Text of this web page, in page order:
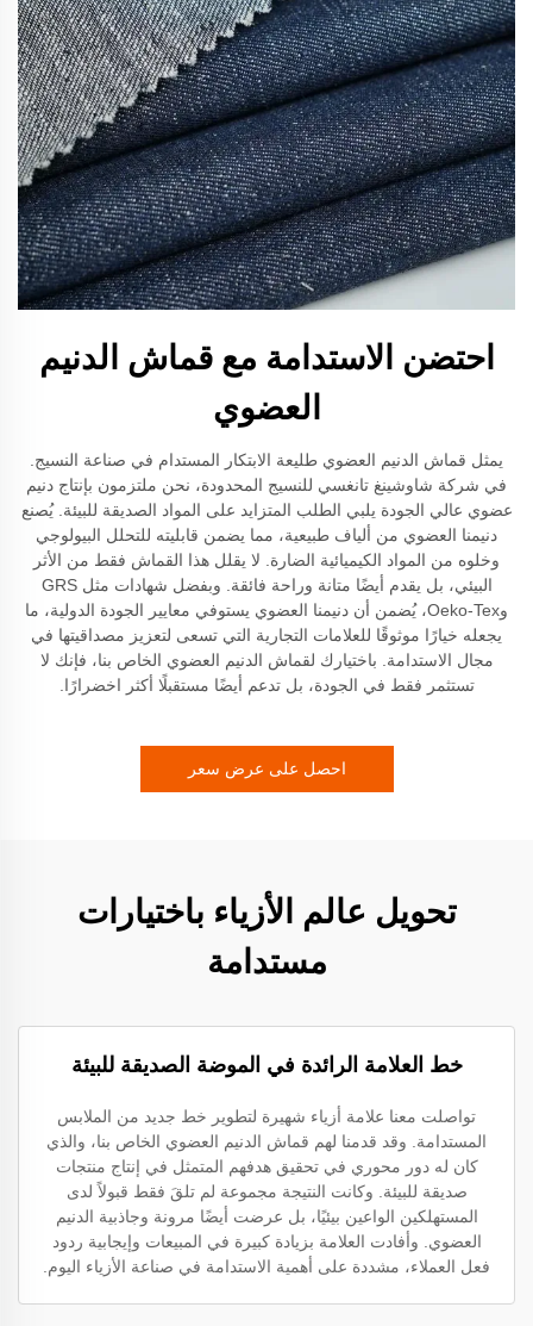
احتضن الاستدامة مع قماش الدنيم
العضوي
يمثل قماش الدنيم العضوي طليعة الابتكار المستدام في صناعة النسيج.
في شركة شاوشينغ تانغسي للنسيج المحدودة، نحن ملتزمون بإنتاج دنيم
عضوي عالي الجودة يلبي الطلب المتزايد على المواد الصديقة للبيئة. يُصنع
دنيمنا العضوي من ألياف طبيعية، مما يضمن قابليته للتحلل البيولوجي
وخلوه من المواد الكيميائية الضارة. لا يقلل هذا القماش فقط من الأثر
البيئي، بل يقدم أيضًا متانة وراحة فائقة. وبفضل شهادات مثل GRS
وOeko-Tex، يُضمن أن دنيمنا العضوي يستوفي معايير الجودة الدولية، ما
يجعله خيارًا موثوقًا للعلامات التجارية التي تسعى لتعزيز مصداقيتها في
مجال الاستدامة. باختيارك لقماش الدنيم العضوي الخاص بنا، فإنك لا
تستثمر فقط في الجودة، بل تدعم أيضًا مستقبلًا أكثر اخضرارًا.
احصل على عرض سعر
تحويل عالم الأزياء باختيارات
مستدامة
خط العلامة الرائدة في الموضة الصديقة للبيئة
تواصلت معنا علامة أزياء شهيرة لتطوير خط جديد من الملابس
المستدامة. وقد قدمنا لهم قماش الدنيم العضوي الخاص بنا، والذي
كان له دور محوري في تحقيق هدفهم المتمثل في إنتاج منتجات
صديقة للبيئة. وكانت النتيجة مجموعة لم تلقَ فقط قبولاً لدى
المستهلكين الواعين بيئيًا، بل عرضت أيضًا مرونة وجاذبية الدنيم
العضوي. وأفادت العلامة بزيادة كبيرة في المبيعات وإيجابية ردود
فعل العملاء، مشددة على أهمية الاستدامة في صناعة الأزياء اليوم.